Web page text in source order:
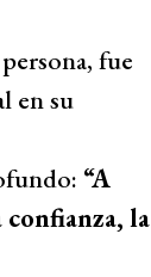
fue
en su
“A
la